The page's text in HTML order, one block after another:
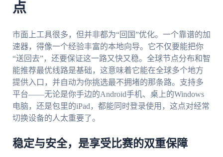
点
市面上工具很多，但并非都为“回国”优化。一个靠谱的加
速器，得像一个经验丰富的本地向导。它不仅要能把你
“送回去”，还要保证这一路又快又稳。全球节点分布和智
能推荐最优线路是基础，这意味着它能在全球多个地方
提供入口，并自动为你挑选最不拥堵的那条路。支持多
平台——无论是你手边的Android手机、桌上的Windows
电脑，还是包里的iPad，都能同时登录使用，这点对经常
切换设备的人太重要了。
稳定与安全，是享受比赛的双重保障